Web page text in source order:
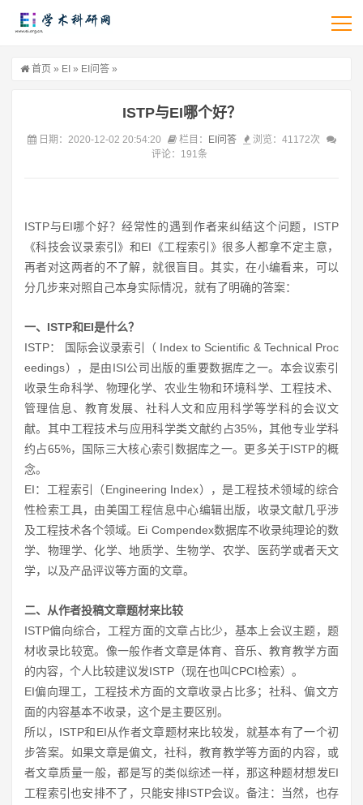
首页 » EI » EI问答 »
ISTP与EI哪个好？
日期：2020-12-02 20:54:20 栏目： EI问答
浏览：41172次
评论：191条
ISTP与EI哪个好？经常性的遇到作者来纠结这个问题，ISTP
《科技会议录索引》和EI《工程索引》很多人都拿不定主意，
再者对这两者的不了解，就很盲目。其实，在小编看来，可以
分几步来对照自己本身实际情况，就有了明确的答案：
一、ISTP和EI是什么？
ISTP： 国际会议录索引（ Index to Scientific & Technical Proc
eedings），是由ISI公司出版的重要数据库之一。本会议索引
收录生命科学、物理化学、农业生物和环境科学、工程技术、
管理信息、教育发展、社科人文和应用科学等学科的会议文
献。其中工程技术与应用科学类文献约占35%，其他专业学科
约占65%，国际三大核心索引数据库之一。更多关于ISTP的概
念。
EI：工程索引（Engineering Index），是工程技术领域的综合
性检索工具，由美国工程信息中心编辑出版，收录文献几乎涉
及工程技术各个领域。Ei Compendex数据库不收录纯理论的数
学、物理学、化学、地质学、生物学、农学、医药学或者天文
学，以及产品评议等方面的文章。
二、从作者投稿文章题材来比较
ISTP偏向综合，工程方面的文章占比少，基本上会议主题，题
材收录比较宽。像一般作者文章是体育、音乐、教育教学方面
的内容，个人比较建议发ISTP（现在也叫CPCI检索）。
EI偏向理工，工程技术方面的文章收录占比多；社科、偏文方
面的内容基本不收录，这个是主要区别。
所以，ISTP和EI从作者文章题材来比较发，就基本有了一个初
步答案。如果文章是偏文，社科，教育教学等方面的内容，或
者文章质量一般，都是写的类似综述一样，那这种题材想发EI
工程索引也安排不了，只能安排ISTP会议。备注：当然，也存